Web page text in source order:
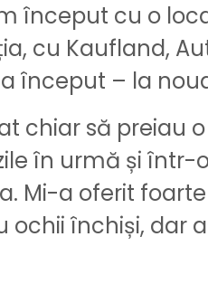
început cu o
cu Kaufland,
început – la
chiar să preiau
în urmă și
Mi-a oferit
ochii închiși,